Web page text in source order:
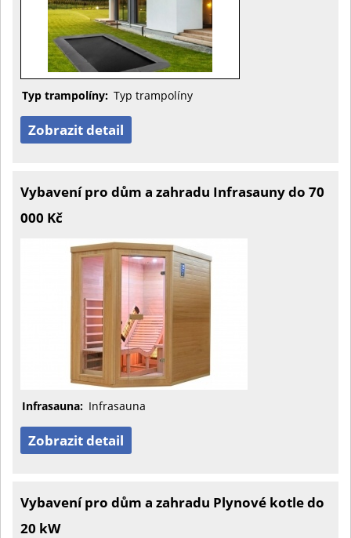
Typ trampolíny: Typ trampolíny
Zobrazit detail
Vybavení pro dům a zahradu Infrasauny do 70
000 Kč
Infrasauna: Infrasauna
Zobrazit detail
Vybavení pro dům a zahradu Plynové kotle do
20 kW